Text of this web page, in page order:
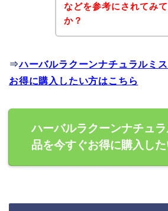
などを参考にされてみ
か？
⇒ハーバルラクーンナチュラルミ
お得に購入したい方はこちら
ハーバルラクーンナチュ
品を今すぐお得に購入し